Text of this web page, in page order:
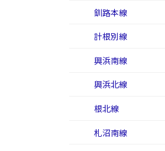
釧路本線
計根別線
興浜南線
興浜北線
根北線
札沼南線